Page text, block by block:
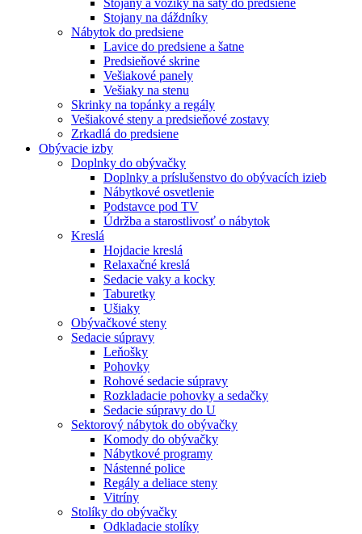
Stojany na dáždníky
Nábytok do predsiene
Lavice do predsiene a šatne
Predsieňové skrine
Vešiakové panely
Vešiaky na stenu
Skrinky na topánky a regály
Vešiakové steny a predsieňové zostavy
Zrkadlá do predsiene
Obývacie izby
Doplnky do obývačky
Doplnky a príslušenstvo do obývacích izieb
Nábytkové osvetlenie
Podstavce pod TV
Údržba a starostlivosť o nábytok
Kreslá
Hojdacie kreslá
Relaxačné kreslá
Sedacie vaky a kocky
Taburetky
Ušiaky
Obývačkové steny
Sedacie súpravy
Leňošky
Pohovky
Rohové sedacie súpravy
Rozkladacie pohovky a sedačky
Sedacie súpravy do U
Sektorový nábytok do obývačky
Komody do obývačky
Nábytkové programy
Nástenné police
Regály a deliace steny
Vitríny
Stolíky do obývačky
Odkladacie stolíky